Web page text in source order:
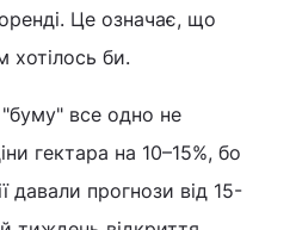
Це означає, що
хотілось би.
все одно не
гектара на 10–15%, бо
давали прогнози від 15-